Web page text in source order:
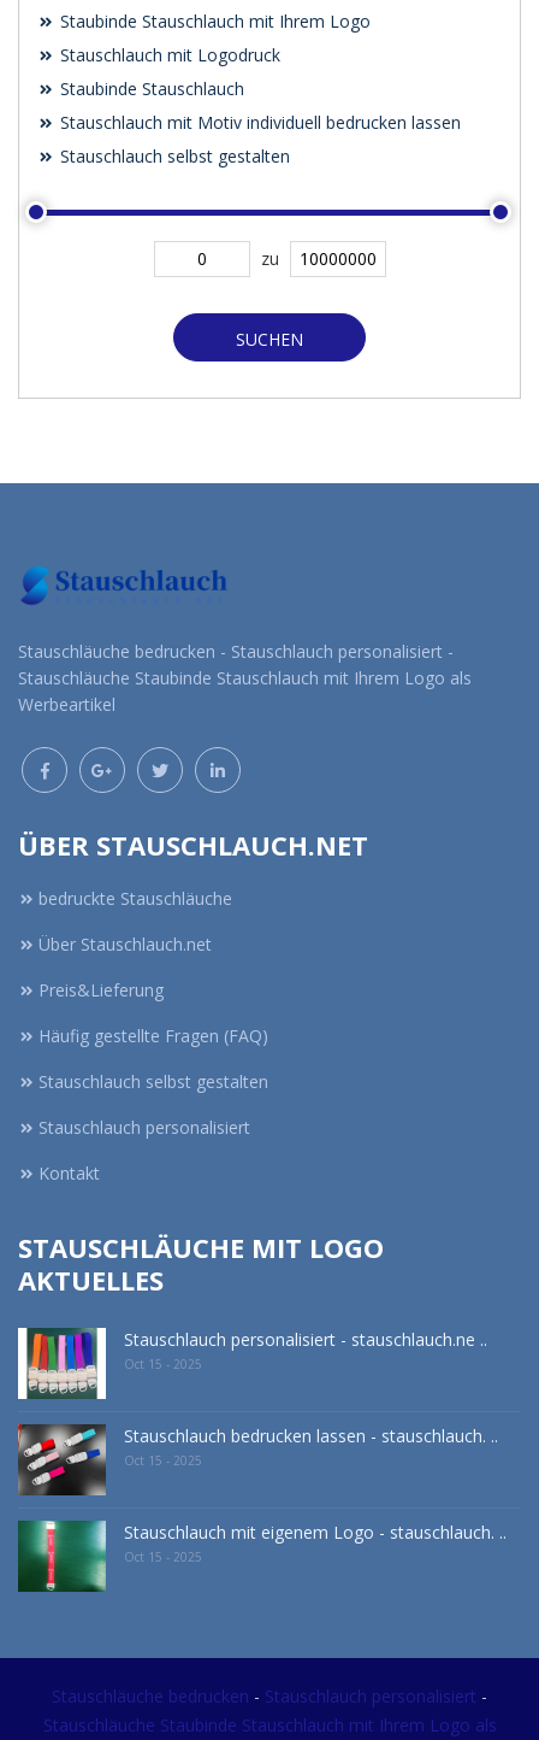
Staubinde Stauschlauch mit Ihrem Logo
Stauschlauch mit Logodruck
Staubinde Stauschlauch
Stauschlauch mit Motiv individuell bedrucken lassen
Stauschlauch selbst gestalten
zu
SUCHEN
Stauschläuche bedrucken - Stauschlauch personalisiert -
Stauschläuche Staubinde Stauschlauch mit Ihrem Logo als
Werbeartikel
ÜBER STAUSCHLAUCH.NET
bedruckte Stauschläuche
Über Stauschlauch.net
Preis&Lieferung
Häufig gestellte Fragen (FAQ)
Stauschlauch selbst gestalten
Stauschlauch personalisiert
Kontakt
STAUSCHLÄUCHE MIT LOGO
AKTUELLES
Stauschlauch personalisiert - stauschlauch.ne ..
Oct 15 - 2025
Stauschlauch bedrucken lassen - stauschlauch. ..
Oct 15 - 2025
Stauschlauch mit eigenem Logo - stauschlauch. ..
Oct 15 - 2025
Stauschläuche bedrucken - Stauschlauch personalisiert -
Stauschläuche Staubinde Stauschlauch mit Ihrem Logo als